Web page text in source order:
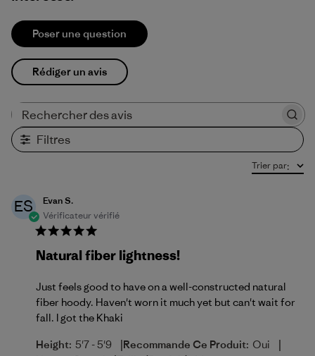
Poser une question
Rédiger un avis
Filtres
Trier par:
ES
Evan S.
Vérificateur vérifié
Natural fiber lightness!
Just feels good to have on a well-constructed natural
fiber hoody. Haven't worn it much yet but can't wait for
fall. I got the Khaki
Height: 5'7 - 5'9 |Recommande Ce Produit: Oui |